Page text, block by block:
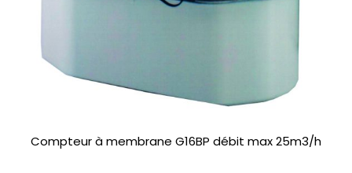
Compteur à membrane G16BP débit max 25m3/h